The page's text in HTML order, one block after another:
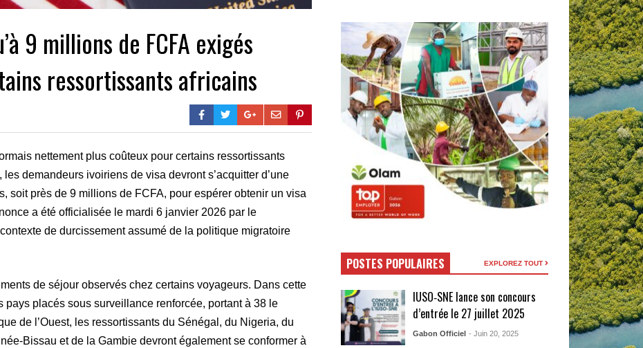
9 millions de FCFA exigés
ressortissants africains
nettement plus coûteux pour certains ressortissants
demandeurs ivoiriens de visa devront s’acquitter d’une
soit près de 9 millions de FCFA, pour espérer obtenir un visa
a été officialisée le mardi 6 janvier 2026 par le
de durcissement assumé de la politique migratoire
de séjour observés chez certains voyageurs. Dans cette
placés sous surveillance renforcée, portant à 38 le
de l’Ouest, les ressortissants du Sénégal, du Nigeria, du
Bissau et de la Gambie devront également se conformer à
POSTES POPULAIRES EXPLOREZ TOUT
IUSO‑SNE lance son concours
d’entrée le 27 juillet 2025
Gabon Officiel - Juin 20, 2025